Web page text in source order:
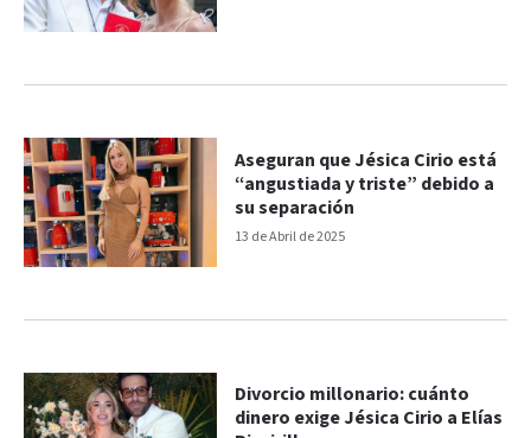
13 de Abril de 2025
Aseguran que Jésica Cirio está
“angustiada y triste” debido a
su separación
Divorcio millonario: cuánto
dinero exige Jésica Cirio a Elías